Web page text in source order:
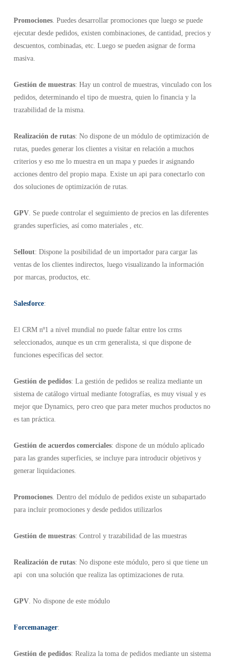
Promociones. Puedes desarrollar promociones que luego se puede
ejecutar desde pedidos, existen combinaciones, de cantidad, precios y
descuentos, combinadas, etc. Luego se pueden asignar de forma
masiva.
Gestión de muestras: Hay un control de muestras, vinculado con los
pedidos, determinando el tipo de muestra, quien lo financia y la
trazabilidad de la misma.
Realización de rutas: No dispone de un módulo de optimización de
rutas, puedes generar los clientes a visitar en relación a muchos
criterios y eso me lo muestra en un mapa y puedes ir asignando
acciones dentro del propio mapa. Existe un api para conectarlo con
dos soluciones de optimización de rutas.
GPV. Se puede controlar el seguimiento de precios en las diferentes
grandes superficies, así como materiales , etc.
Sellout: Dispone la posibilidad de un importador para cargar las
ventas de los clientes indirectos, luego visualizando la información
por marcas, productos, etc.
Salesforce:
El CRM nº1 a nivel mundial no puede faltar entre los crms
seleccionados, aunque es un crm generalista, si que dispone de
funciones específicas del sector.
Gestión de pedidos: La gestión de pedidos se realiza mediante un
sistema de catálogo virtual mediante fotografías, es muy visual y es
mejor que Dynamics, pero creo que para meter muchos productos no
es tan práctica.
Gestión de acuerdos comerciales: dispone de un módulo aplicado
para las grandes superficies, se incluye para introducir objetivos y
generar liquidaciones.
Promociones. Dentro del módulo de pedidos existe un subapartado
para incluir promociones y desde pedidos utilizarlos
Gestión de muestras: Control y trazabilidad de las muestras
Realización de rutas: No dispone este módulo, pero si que tiene un
api con una solución que realiza las optimizaciones de ruta.
GPV. No dispone de este módulo
Forcemanager:
Gestión de pedidos: Realiza la toma de pedidos mediante un sistema